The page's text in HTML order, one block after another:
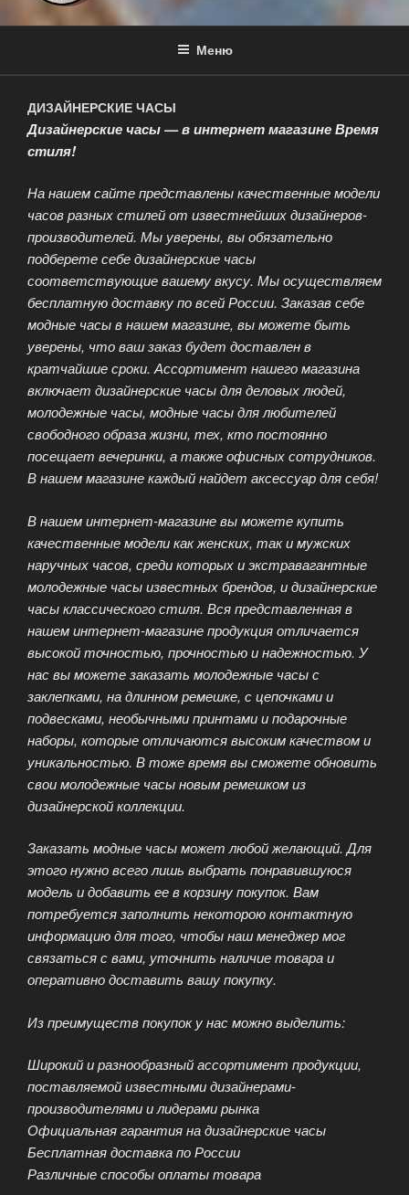
Меню
ДИЗАЙНЕРСКИЕ ЧАСЫ
Дизайнерские часы — в интернет магазине Время
стиля!
На нашем сайте представлены качественные модели
часов разных стилей от известнейших дизайнеров-
производителей. Мы уверены, вы обязательно
подберете себе дизайнерские часы
соответствующие вашему вкусу. Мы осуществляем
бесплатную доставку по всей России. Заказав себе
модные часы в нашем магазине, вы можете быть
уверены, что ваш заказ будет доставлен в
кратчайшие сроки. Ассортимент нашего магазина
включает дизайнерские часы для деловых людей,
молодежные часы, модные часы для любителей
свободного образа жизни, тех, кто постоянно
посещает вечеринки, а также офисных сотрудников.
В нашем магазине каждый найдет аксессуар для себя!
В нашем интернет-магазине вы можете купить
качественные модели как женских, так и мужских
наручных часов, среди которых и экстравагантные
молодежные часы известных брендов, и дизайнерские
часы классического стиля. Вся представленная в
нашем интернет-магазине продукция отличается
высокой точностью, прочностью и надежностью. У
нас вы можете заказать молодежные часы с
заклепками, на длинном ремешке, с цепочками и
подвесками, необычными принтами и подарочные
наборы, которые отличаются высоким качеством и
уникальностью. В тоже время вы сможете обновить
свои молодежные часы новым ремешком из
дизайнерской коллекции.
Заказать модные часы может любой желающий. Для
этого нужно всего лишь выбрать понравившуюся
модель и добавить ее в корзину покупок. Вам
потребуется заполнить некоторою контактную
информацию для того, чтобы наш менеджер мог
связаться с вами, уточнить наличие товара и
оперативно доставить вашу покупку.
Из преимуществ покупок у нас можно выделить:
Широкий и разнообразный ассортимент продукции,
поставляемой известными дизайнерами-
производителями и лидерами рынка
Официальная гарантия на дизайнерские часы
Бесплатная доставка по России
Различные способы оплаты товара